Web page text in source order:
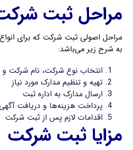
مراحل ثبت
مراحل اصولی ثبت شرکت که برای
به شرح زیر می‌باشد:
انتخاب نوع شرکت، نام شرکت
تهیه و تنظیم مدارک مورد نیاز
ارسال مدارک به اداره ثبت
پرداخت هزینه‌ها و دریافت
اقدامات لازم پس از ثبت شرکت
مزایا ثبت شرکت